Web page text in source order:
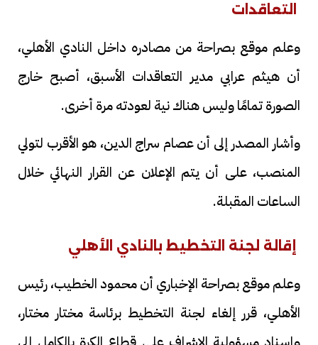
التعاقدات
وعلم موقع بصراحة من مصادره داخل النادي الأهلي،
أن هيثم عرابي مدير التعاقدات الأسبق، أصبح خارج
الصورة تمامًا وليس هناك نية لعودته مرة أخرى.
وأشار المصدر إلى أن عصام سراج الدين، هو الأقرب لتولي
المنصب، على أن يتم الإعلان عن القرار النهائي خلال
الساعات المقبلة.
إقالة لجنة التخطيط بالنادي الأهلي
وعلم موقع بصراحة الإخباري أن محمود الخطيب، رئيس
الأهلي، قرر إلغاء لجنة التخطيط برئاسة مختار مختار،